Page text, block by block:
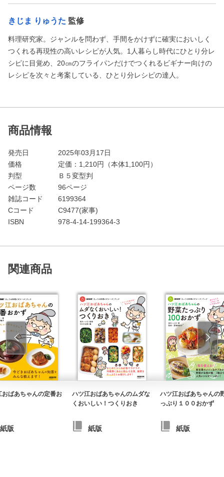
きじま りゅうた 監修
料理研究家。ジャンルを問わず、手間をかけずに確実においしく
つくれる再現性の高いレシピが人気。1人暮らし時代にひとり分レ
シピに目覚め、20㎝のフライパンだけでつくれるビギナー向けの
レシピを次々と考案している、ひとり分レシピの達人。
商品情報
発売日
2025年03月17日
価格
定価： 1,210円（本体1,100円）
判型
Ｂ５変型判
ページ数
96ページ
雑誌コード
6199364
Cコード
C9477(家事)
ISBN
978-4-14-199364-3
関連商品
おばあちゃんの定番お
紙版
ハツ江おばあちゃんのムダな
くおいしい！つくりおき
紙版
ハツ江おばあちゃんの
っぷり１００おかず
紙版